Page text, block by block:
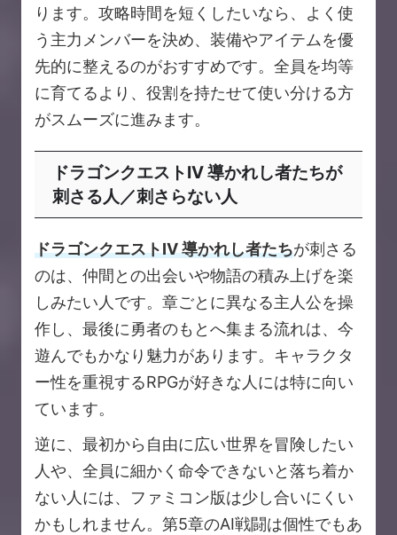
ります。攻略時間を短くしたいなら、よく使
う主力メンバーを決め、装備やアイテムを優
先的に整えるのがおすすめです。全員を均等
に育てるより、役割を持たせて使い分ける方
がスムーズに進みます。
ドラゴンクエストIV 導かれし者たちが
刺さる人／刺さらない人
ドラゴンクエストIV 導かれし者たちが刺さる
のは、仲間との出会いや物語の積み上げを楽
しみたい人です。章ごとに異なる主人公を操
作し、最後に勇者のもとへ集まる流れは、今
遊んでもかなり魅力があります。キャラクタ
ー性を重視するRPGが好きな人には特に向い
ています。
逆に、最初から自由に広い世界を冒険したい
人や、全員に細かく命令できないと落ち着か
ない人には、ファミコン版は少し合いにくい
かもしれません。第5章のAI戦闘は個性でもあ